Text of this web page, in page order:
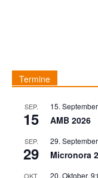
Termine
SEP.
15
15.
AMB 2026
SEP.
29
29.
Micronora
OKT. 20. Oktober,